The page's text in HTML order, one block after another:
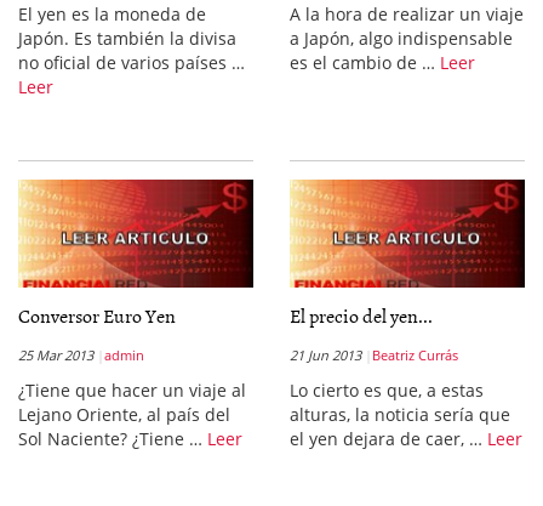
El yen es la moneda de
Japón. Es también la divisa
no oficial de varios países …
Leer
A la hora de realizar un viaje
a Japón, algo indispensable
es el cambio de … Leer
Conversor Euro Yen
25 Mar 2013 admin
¿Tiene que hacer un viaje al
Lejano Oriente, al país del
Sol Naciente? ¿Tiene … Leer
El precio del yen...
21 Jun 2013 Beatriz Currás
Lo cierto es que, a estas
alturas, la noticia sería que
el yen dejara de caer, … Leer